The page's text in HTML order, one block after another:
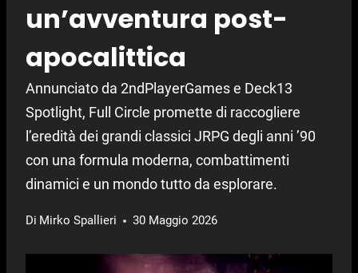
un’avventura post-
apocalittica
Annunciato da 2ndPlayerGames e Deck13
Spotlight, Full Circle promette di raccogliere
l’eredità dei grandi classici JRPG degli anni ’90
con una formula moderna, combattimenti
dinamici e un mondo tutto da esplorare.
Di Mirko Spallieri 30 Maggio 2026